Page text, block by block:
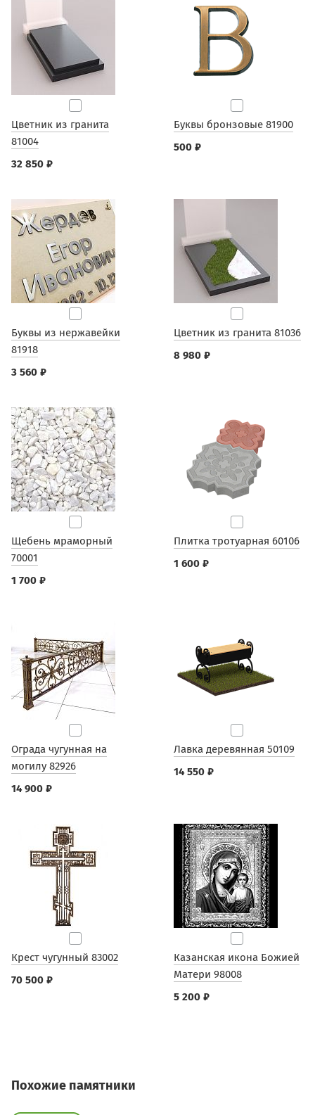
Цветник из гранита
81004
32 850 ₽
Буквы бронзовые 81900
500 ₽
Буквы из нержавейки
81918
3 560 ₽
Цветник из гранита 81036
8 980 ₽
Щебень мраморный
70001
1 700 ₽
Плитка тротуарная 60106
1 600 ₽
Ограда чугунная на
могилу 82926
14 900 ₽
Лавка деревянная 50109
14 550 ₽
Крест чугунный 83002
70 500 ₽
Казанская икона Божией
Матери 98008
5 200 ₽
Похожие памятники